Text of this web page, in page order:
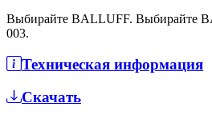
Выбирайте BALLUFF. Выбирайте
003.
Техническая информация
Скачать